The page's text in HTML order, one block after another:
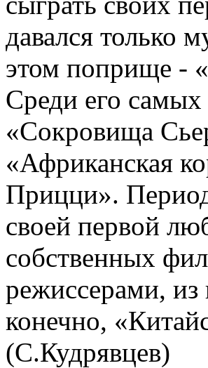
давался только
этом поприще -
Среди его самых
«Сокровища
«Африканская
Прицци».
своей первой
собственных
режиссерами, из
конечно,
(С.Кудрявцев)